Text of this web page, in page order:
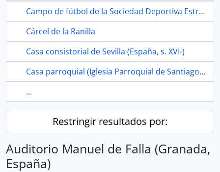
Campo de fútbol de la Sociedad Deportiva Estrella Bachillera (La Bachillera, Sevilla, España, ca.1968-1989)
Cárcel de la Ranilla
Casa consistorial de Sevilla (España, s. XVI-)
Casa parroquial (Iglesia Parroquial de Santiago el Mayor, Los Corrales, Sevilla, España)
...
Restringir resultados por:
Auditorio Manuel de Falla (Granada,
España)